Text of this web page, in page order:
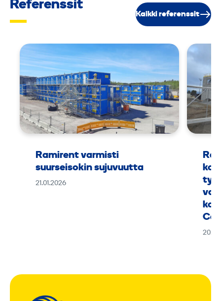
Referenssit
Kaikki referenssit
Ramirent varmisti
suurseisokin sujuvuutta
21.01.2026